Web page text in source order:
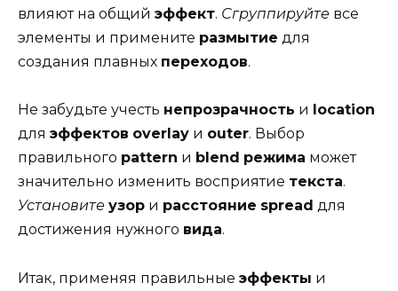
влияют на общий эффект. Сгруппируйте все
элементы и примените размытие для
создания плавных переходов.
Не забудьте учесть непрозрачность и
location
для эффектов overlay и outer. Выбор
правильного pattern и blend режима может
значительно изменить восприятие текста.
Установите узор и расстояние spread для
достижения нужного вида.
Итак, применяя правильные эффекты и